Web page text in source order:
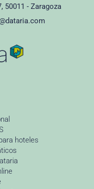
50011 - Zaragoza
hoteles